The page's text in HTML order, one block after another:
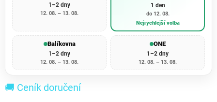
1–2 dny
12. 08. – 13. 08.
1 den
do 12. 08.
Nejrychlejší volba
Balíkovna
1–2 dny
12. 08. – 13. 08.
ONE
1–2 dny
12. 08. – 13. 08.
🚚 Ceník doručení